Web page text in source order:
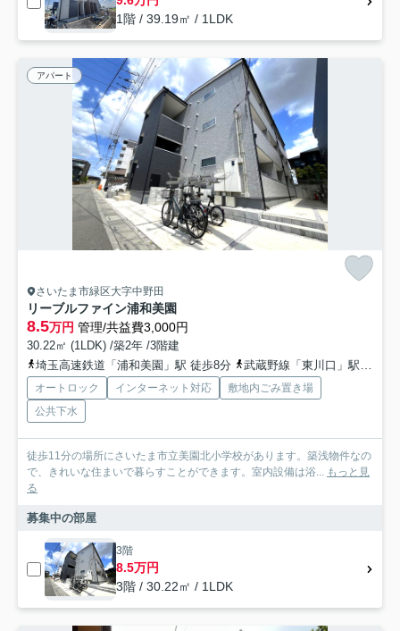
1階 / 39.19㎡ / 1LDK
アパート
さいたま市緑区大字中野田
リーブルファイン浦和美園
8.5万円 管理/共益費3,000円
30.22㎡ (1LDK) /築2年 /3階建
埼玉高速鉄道「浦和美園」駅 徒歩8分
武蔵野線「東川口」駅 徒歩42分
オートロック インターネット対応
敷地内ごみ置き場
公共下水
徒歩11分の場所にさいたま市立美園北小学校があります。築浅物件なの
で、きれいな住まいで暮らすことができます。室内設備は浴... もっと見
る
募集中の部屋
3階
8.5万円
3階 / 30.22㎡ / 1LDK